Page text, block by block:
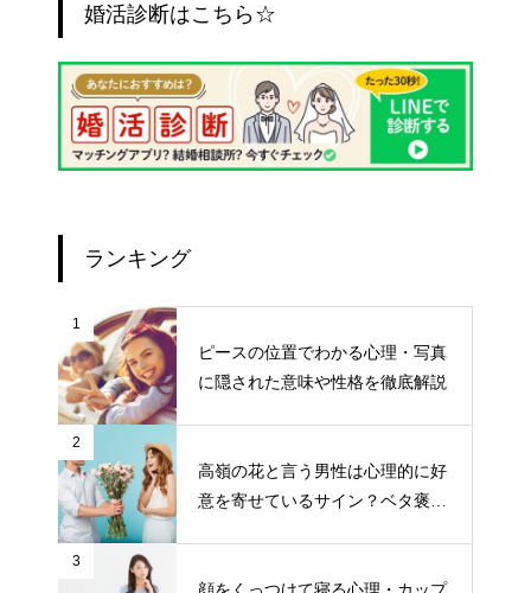
婚活診断はこちら☆
ランキング
1
ピースの位置でわかる心理・写真
に隠された意味や性格を徹底解説
2
高嶺の花と言う男性は心理的に好
意を寄せているサイン？ベタ褒め
3